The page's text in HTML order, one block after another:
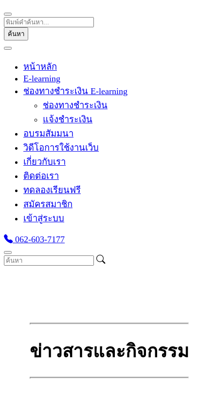
ค้นหา
หน้าหลัก
E-learning
ช่องทางชำระเงิน E-learning
ช่องทางชำระเงิน
แจ้งชำระเงิน
อบรมสัมมนา
วิดีโอการใช้งานเว็บ
เกี่ยวกับเรา
ติดต่อเรา
ทดลองเรียนฟรี
สมัครสมาชิก
เข้าสู่ระบบ
062-603-7177
ข่าวสารและกิจกรรม